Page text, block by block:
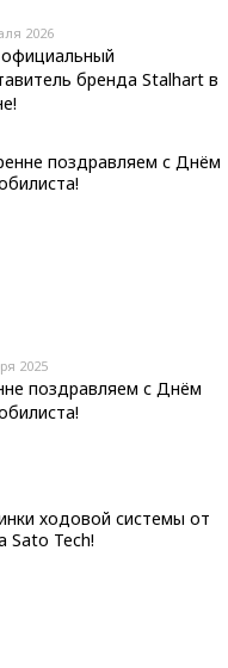
2026
бренда Stalhart в
2025
поздравляем с Днём